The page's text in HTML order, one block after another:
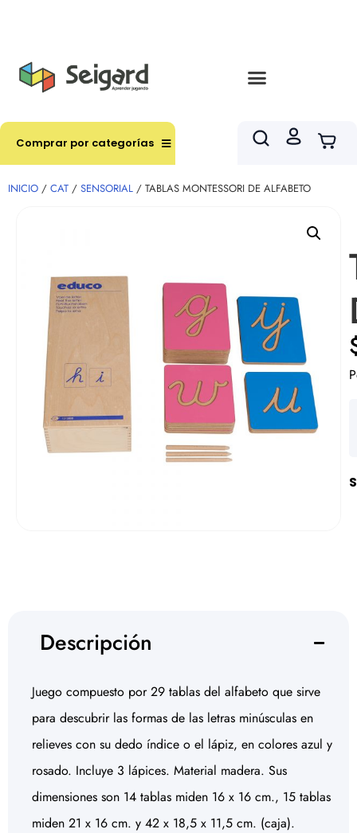
Comprar por categorías
INICIO / CAT / SENSORIAL / TABLAS MONTESSORI DE ALFABETO
Descripción
Juego compuesto por 29 tablas del alfabeto que sirve
para descubrir las formas de las letras minúsculas en
relieves con su dedo índice o el lápiz, en colores azul y
rosado. Incluye 3 lápices. Material madera. Sus
dimensiones son 14 tablas miden 16 x 16 cm., 15 tablas
miden 21 x 16 cm. y 42 x 18,5 x 11,5 cm. (caja).